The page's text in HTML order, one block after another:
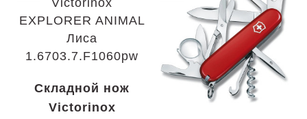
Складной нож
Victorinox